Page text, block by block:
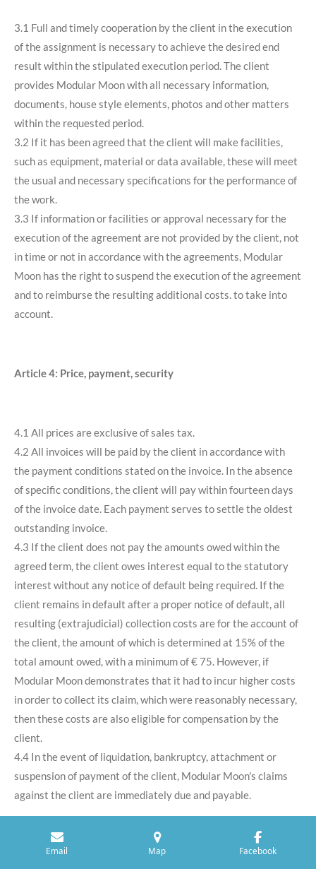
3.1 Full and timely cooperation by the client in the execution
of the assignment is necessary to achieve the desired end
result within the stipulated execution period. The client
provides Modular Moon with all necessary information,
documents, house style elements, photos and other matters
within the requested period.
3.2 If it has been agreed that the client will make facilities,
such as equipment, material or data available, these will meet
the usual and necessary specifications for the performance of
the work.
3.3 If information or facilities or approval necessary for the
execution of the agreement are not provided by the client, not
in time or not in accordance with the agreements, Modular
Moon has the right to suspend the execution of the agreement
and to reimburse the resulting additional costs. to take into
account.
Article 4: Price, payment, security
4.1 All prices are exclusive of sales tax.
4.2 All invoices will be paid by the client in accordance with
the payment conditions stated on the invoice. In the absence
of specific conditions, the client will pay within fourteen days
of the invoice date. Each payment serves to settle the oldest
outstanding invoice.
4.3 If the client does not pay the amounts owed within the
agreed term, the client owes interest equal to the statutory
interest without any notice of default being required. If the
client remains in default after a proper notice of default, all
resulting (extrajudicial) collection costs are for the account of
the client, the amount of which is determined at 15% of the
total amount owed, with a minimum of € 75. However, if
Modular Moon demonstrates that it had to incur higher costs
in order to collect its claim, which were reasonably necessary,
then these costs are also eligible for compensation by the
client.
4.4 In the event of liquidation, bankruptcy, attachment or
suspension of payment of the client, Modular Moon's claims
against the client are immediately due and payable.
Article 5: Intellectual Property
Email Map Facebook